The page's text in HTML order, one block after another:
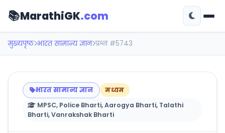
📚MarathiGK.com
मुख्यपृष्ठ भारत सामान्य ज्ञान प्रश्न #5743
भारत सामान्य ज्ञान
मध्यम
MPSC, Police Bharti, Aarogya Bharti, Talathi
Bharti, Vanrakshak Bharti